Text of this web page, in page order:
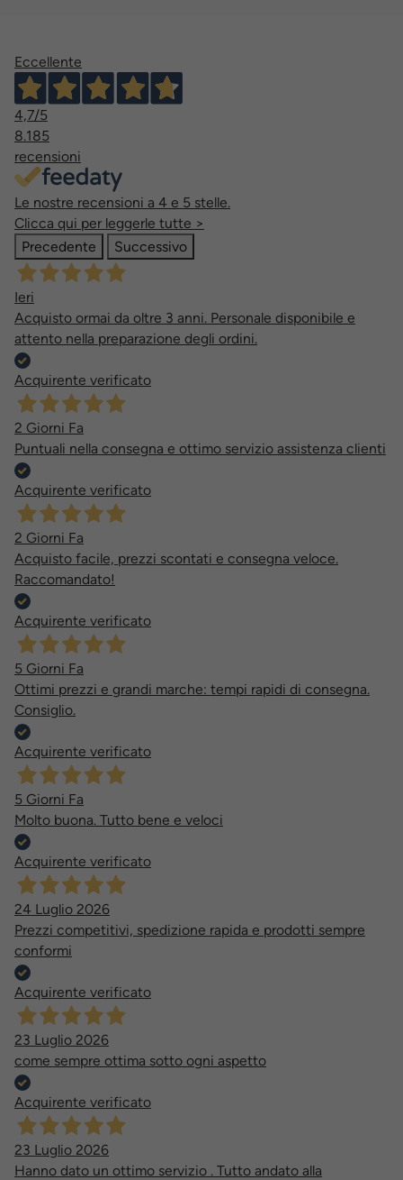
Eccellente
4,7/5
8.185
recensioni
Le nostre recensioni a 4 e 5 stelle.
Clicca qui per leggerle tutte >
Precedente
Successivo
Ieri
Acquisto ormai da oltre 3 anni. Personale disponibile e
attento nella preparazione degli ordini.
Acquirente verificato
2 Giorni Fa
Puntuali nella consegna e ottimo servizio assistenza clienti
Acquirente verificato
2 Giorni Fa
Acquisto facile, prezzi scontati e consegna veloce.
Raccomandato!
Acquirente verificato
5 Giorni Fa
Ottimi prezzi e grandi marche: tempi rapidi di consegna.
Consiglio.
Acquirente verificato
5 Giorni Fa
Molto buona. Tutto bene e veloci
Acquirente verificato
24 Luglio 2026
Prezzi competitivi, spedizione rapida e prodotti sempre
conformi
Acquirente verificato
23 Luglio 2026
come sempre ottima sotto ogni aspetto
Acquirente verificato
23 Luglio 2026
Hanno dato un ottimo servizio . Tutto andato alla